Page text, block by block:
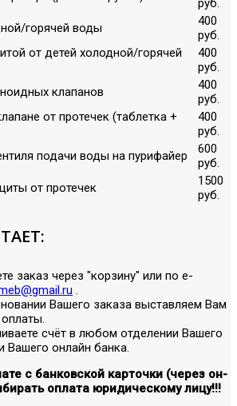
руб.
горячей воды
400
руб.
от детей холодной/горячей
400
руб.
клапанов
400
руб.
от протечек (таблетка +
400
руб.
подачи воды на пурифайер
600
руб.
от протечек
1500
руб.
заказ через "корзину" или по е-
.
Вашего заказа выставляем Вам
счёт в любом отделении Вашего
Вашего онлайн банка.
с банковской карточки (через он-
оплата юридическому лицу!!!